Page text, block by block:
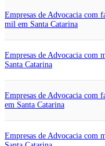
Empresas de Advocacia com
mil em Santa Catarina
Empresas de Advocacia com
Santa Catarina
Empresas de Advocacia com
em Santa Catarina
Empresas de Advocacia com